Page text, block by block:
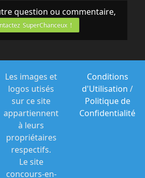
question ou commentaire,
SuperChanceux !
Les images et
logos utisés
sur ce site
appartiennent
à leurs
propriétaires
respectifs.
Le site
concours-en-
Conditions
d'Utilisation /
Politique de
Confidentialité